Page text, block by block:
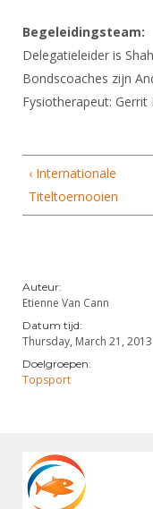
Samenwerking
Formulieren
Alle Verenigingen
JPT
JEC
Veteranenwedstrijden
Wedstrijdorganisatie
Aanvragen van
Import inschrijvingen
NK organiseren
Promotie en logo
Nieuws
Scheidsrechterslijst
Scheidsrechter
Tuchtzaken
Archief
ALV
Touché
Begeleidingsteam:
Delegatieleider is
Bondscoaches zijn
Fysiotherapeut: Gerrit
‹ Internationale
Titeltoernooien
Auteur:
Etienne Van Cann
Datum tijd:
Thursday, March 21,
Doelgroepen:
Topsport